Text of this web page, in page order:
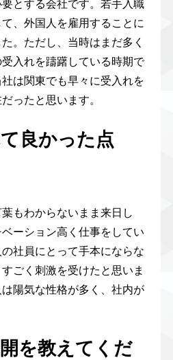
とする会社です。若手入職
、外国人を雇用することに
。ただし、当時はまだ多く
入れを躊躇している時期で
は関東でも早々に受入れを
ったと思います。
良かった点
もわからないまま来日し
ーション高く仕事をしてい
社員にとって手本にならな
ごく刺激を受けたと思いま
陽気な性格が多く、社内が
を教えてくだ